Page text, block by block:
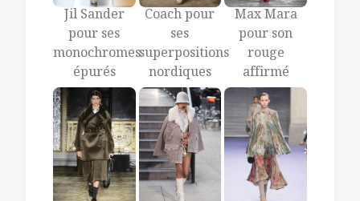
Jil Sander
pour ses
monochromes
épurés
Coach pour
ses
superpositions
nordiques
Max Mara
pour son
rouge
affirmé